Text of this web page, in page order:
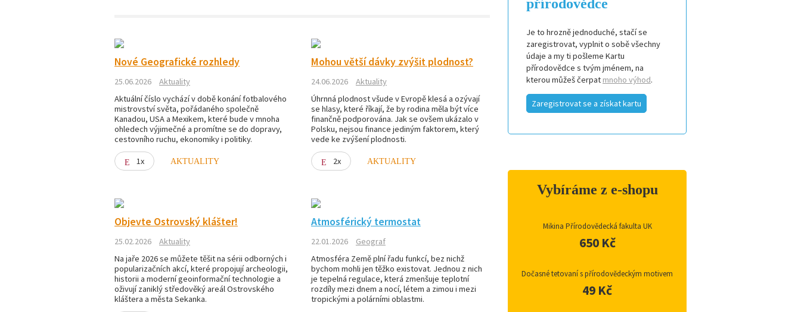
Nové Geografické rozhledy
25.06.2026
Aktuality
Aktuální číslo vychází v době konání fotbalového
mistrovství světa, pořádaného společně
Kanadou, USA a Mexikem, které bude v mnoha
ohledech výjimečné a promítne se do dopravy,
cestovního ruchu, ekonomiky i politiky.
1x AKTUALITY
Mohou větší dávky zvýšit plodnost?
24.06.2026
Aktuality
Úhrnná plodnost všude v Evropě klesá a ozývají
se hlasy, které říkají, že by rodina měla být více
finančně podporována. Jak se ovšem ukázalo v
Polsku, nejsou finance jediným faktorem, který
vede ke zvýšení plodnosti.
2x AKTUALITY
Objevte Ostrovský klášter!
25.02.2026
Aktuality
Na jaře 2026 se můžete těšit na sérii odborných i
popularizačních akcí, které propojují archeologii,
historii a moderní geoinformační technologie a
oživují zaniklý středověký areál Ostrovského
kláštera a města Sekanka.
Atmosférický termostat
22.01.2026
Geograf
Atmosféra Země plní řadu funkcí, bez nichž
bychom mohli jen těžko existovat. Jednou z nich
je tepelná regulace, která zmenšuje teplotní
rozdíly mezi dnem a nocí, létem a zimou i mezi
tropickými a polárními oblastmi.
přírodovědce
Je to hrozně jednoduché, stačí se
zaregistrovat, vyplnit o sobě všechny
údaje a my ti pošleme Kartu
přírodovědce s tvým jménem, na
kterou můžeš čerpat mnoho výhod.
Zaregistrovat se a získat kartu
Vybíráme z e-shopu
Mikina Přírodovědecká fakulta UK
650 Kč
Dočasné tetovaní s přírodovědeckým motivem
49 Kč